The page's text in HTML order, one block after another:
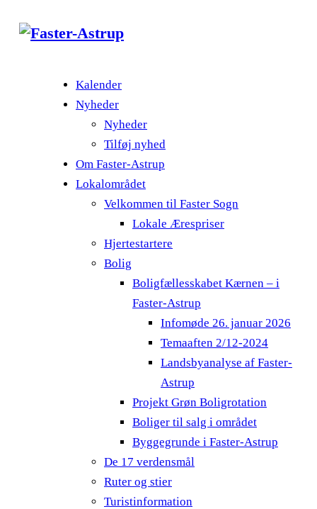
Kalender
Nyheder
Nyheder
Tilføj nyhed
Om Faster-Astrup
Lokalområdet
Velkommen til Faster Sogn
Lokale Ærespriser
Hjertestartere
Bolig
Boligfællesskabet Kærnen – i
Faster-Astrup
Infomøde 26. januar 2026
Temaaften 2/12-2024
Landsbyanalyse af Faster-
Astrup
Projekt Grøn Boligrotation
Boliger til salg i området
Byggegrunde i Faster-Astrup
De 17 verdensmål
Ruter og stier
Turistinformation